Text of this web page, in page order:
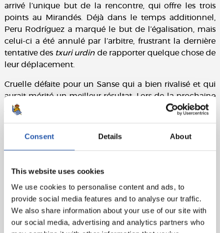
Consent Details About
This website uses cookies
We use cookies to personalise content and ads, to
provide social media features and to analyse our traffic.
We also share information about your use of our site with
our social media, advertising and analytics partners who
arrivé l’unique but de la rencontre, qui offre les trois
points au Mirandés. Déjà dans le temps additionnel,
Peru Rodríguez a marqué le but de l’égalisation, mais
celui-ci a été annulé par l’arbitre, frustrant la dernière
tentative des txuri urdin de rapporter quelque chose de
leur déplacement.
Cruelle défaite pour un Sanse qui a bien rivalisé et qui
aurait mérité un meilleur résultat. Lors de la prochaine
journée, les
recevront le Sporting de Gijón à
Fiche technique :
Medrano, Álex Cardero (Varela, 64e), Bauza, Thiago,
Pablo Pérez (El Jebari, 72e), Carlos Fdez (Petit, 64e) et A.
Marí (Barea, 91e).
Sanse :Fraga, Dadie, P. Rodríguez (cap.), Kita, Balda (J.
Gorosabel, 88e), Carbonell, Eceizabarrena (Ramírez,